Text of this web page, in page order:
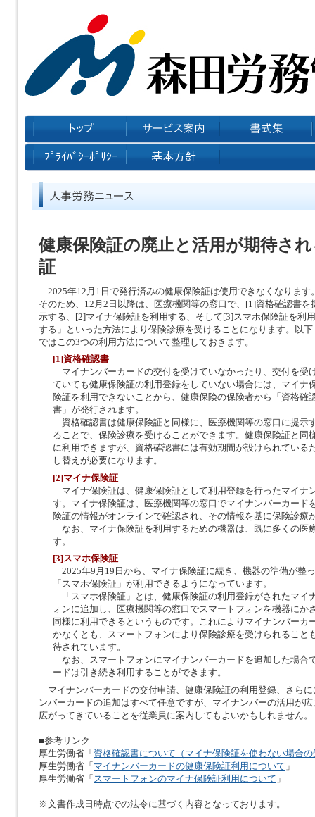
健康保険証の廃止と活用が期待さ
証
2025年12月1日で発行済みの健康保険証は使用できなくなります
そのため、12月2日以降は、医療機関等の窓口で、[1]資格確認書を
示する、[2]マイナ保険証を利用する、そして[3]スマホ保険証を利用
する」といった方法により保険診療を受けることになります。以下
ではこの3つの利用方法について整理しておきます。
[1]資格確認書
マイナンバーカードの交付を受けていなかったり、交付を受
ていても健康保険証の利用登録をしていない場合には、マイナ
険証を利用できないことから、健康保険の保険者から「資格確
書」が発行されます。
資格確認書は健康保険証と同様に、医療機関等の窓口に提示
ることで、保険診療を受けることができます。健康保険証と同
に利用できますが、資格確認書には有効期間が設けられている
し替えが必要になります。
[2]マイナ保険証
マイナ保険証は、健康保険証として利用登録を行ったマイナ
す。マイナ保険証は、医療機関等の窓口でマイナンバーカード
険証の情報がオンラインで確認され、その情報を基に保険診療
なお、マイナ保険証を利用するための機器は、既に多くの医
す。
[3]スマホ保険証
2025年9月19日から、マイナ保険証に続き、機器の準備が整
「スマホ保険証」が利用できるようになっています。
「スマホ保険証」とは、健康保険証の利用登録がされたマイ
ォンに追加し、医療機関等の窓口でスマートフォンを機器にか
同様に利用できるというものです。これによりマイナンバーカ
かなくとも、スマートフォンにより保険診療を受けられること
待されています。
なお、スマートフォンにマイナンバーカードを追加した場合
ードは引き続き利用することができます。
マイナンバーカードの交付申請、健康保険証の利用登録、さら
ンバーカードの追加はすべて任意ですが、マイナンバーの活用が
広がってきていることを従業員に案内してもよいかもしれません。
■参考リンク
厚生労働省「資格確認書について（マイナ保険証を使わない場合
厚生労働省「マイナンバーカードの健康保険証利用について 」
厚生労働省「 スマートフォンのマイナ保険証利用について 」
※文書作成日時点での法令に基づく内容となっております。